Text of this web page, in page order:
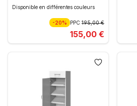
Disponible en différentes couleurs
-20% PPC 195,00 €
155,00 €